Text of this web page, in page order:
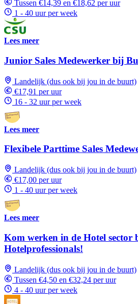
Tussen €14,39 en €18,62 per uur
1 - 40 uur per week
Lees meer
Junior Sales Medewerker bij
Landelijk (dus ook bij jou in de buurt)
€17,91 per uur
16 - 32 uur per week
Lees meer
Flexibele Parttime Sales
Landelijk (dus ook bij jou in de buurt)
€17,00 per uur
1 - 40 uur per week
Lees meer
Kom werken in de Hotel sector
Hotelprofessionals!
Landelijk (dus ook bij jou in de buurt)
Tussen €4,50 en €32,24 per uur
4 - 40 uur per week